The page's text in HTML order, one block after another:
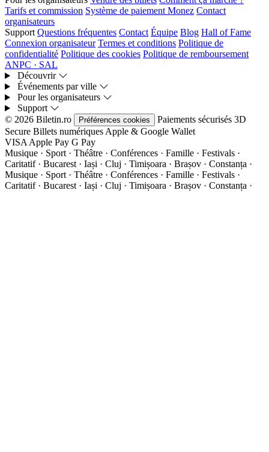
Tarifs et commission Système de paiement Monez Contact
organisateurs
Support Questions fréquentes Contact Équipe Blog Hall of Fame
Connexion organisateur Termes et conditions Politique de
confidentialité Politique des cookies Politique de remboursement
ANPC · SAL
Découvrir
Événements par ville
Pour les organisateurs
Support
© 2026 Biletin.ro
Préférences cookies Paiements sécurisés 3D
Secure Billets numériques Apple & Google Wallet
VISA Apple Pay G Pay
Musique · Sport · Théâtre · Conférences · Famille · Festivals ·
Caritatif · Bucarest · Iași · Cluj · Timișoara · Brașov · Constanța ·
Musique · Sport · Théâtre · Conférences · Famille · Festivals ·
Caritatif · Bucarest · Iași · Cluj · Timișoara · Brașov · Constanța ·